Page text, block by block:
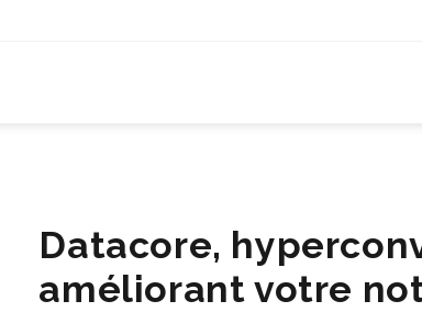
Datacore,
améliorant votre